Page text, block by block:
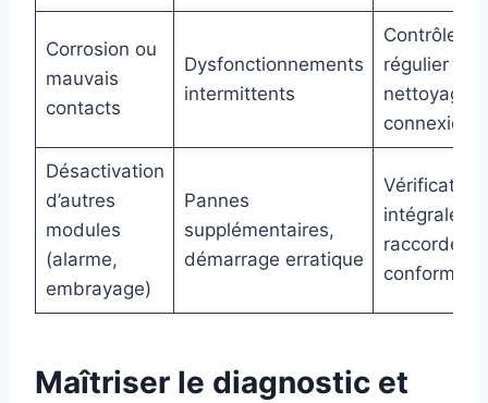
Corrosion ou
mauvais
contacts
Dysfonctionnements
intermittents
Contrôle
régulier et
nettoyage
connexions
Désactivation
d’autres
modules
(alarme,
embrayage)
Pannes
supplémentaires,
démarrage erratique
Vérification
intégrale et
conformes
Maîtriser le diagnostic et